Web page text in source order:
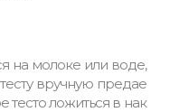
на молоке или воде,
вручную предае
тесто ложиться в нак